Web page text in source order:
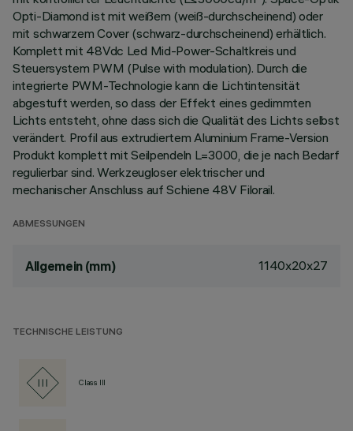
Opti-Diamond ist mit weißem (weiß-durchscheinend) oder
mit schwarzem Cover (schwarz-durchscheinend) erhältlich.
Komplett mit 48Vdc Led Mid-Power-Schaltkreis und
Steuersystem PWM (Pulse with modulation). Durch die
integrierte PWM-Technologie kann die Lichtintensität
abgestuft werden, so dass der Effekt eines gedimmten
Lichts entsteht, ohne dass sich die Qualität des Lichts selbst
verändert. Profil aus extrudiertem Aluminium Frame-Version
Produkt komplett mit Seilpendeln L=3000, die je nach Bedarf
regulierbar sind. Werkzeugloser elektrischer und
mechanischer Anschluss auf Schiene 48V Filorail.
ABMESSUNGEN
Allgemein (mm) 1140x20x27
TECHNISCHE LEISTUNG
Class III